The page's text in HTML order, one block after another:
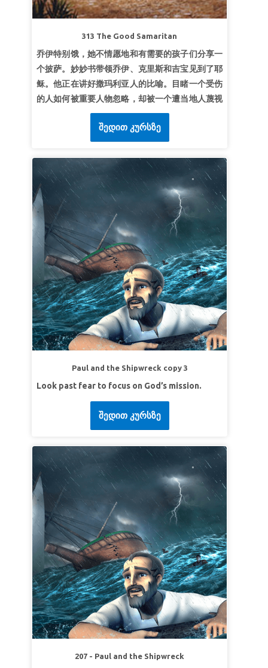
超级经文“凡接待他的，就是信他名的人，他就赐
313 The Good Samaritan
乔伊特别饿，她不情愿地和有需要的孩子们分享一
个披萨。妙妙书带领乔伊、克里斯和吉宝见到了耶
稣。他正在讲好撒玛利亚人的比喻。目睹一个受伤
的人如何被重要人物忽略，却被一个遭当地人蔑视
的外地人出手相助。孩子们明白了关怀他人的重要
性，懂得所有都是我们的邻舍。
超级真理：
我会平等对待每个人。
超级经文“他...不看重富足的过于贫穷的，因为都是
他手所造。”
约伯记 34:19
第2课爱邻如己
超级真理：我要爱邻如己。
超级经文“你要尽心、尽性、尽意爱主你的神。 就
是要爱人如己。” 路加福音 10:27b (NLT)
第3课善良慷慨
超级真理：我会对别人友善和慷慨。
超级经文“好施舍的，必得丰裕；滋润人的，必得
滋润。”诗篇11:25
შედით კურსზე
Paul and the Shipwreck copy 3
Look past fear to focus on God’s mission.
შედით კურსზე
207 - Paul and the Shipwreck